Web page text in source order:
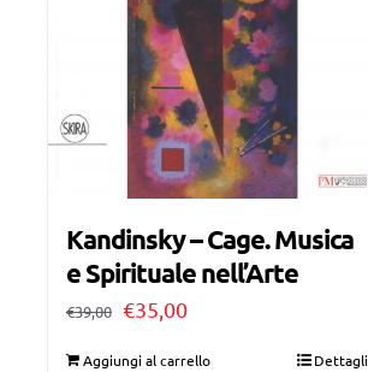
Kandinsky – Cage. Musica
e Spirituale nell’Arte
€39,00 Il
€35,00Il
Aggiungi al carrello Dettagli